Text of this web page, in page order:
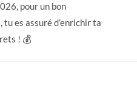
pour un bon
es assuré d’enrichir ta
! 💰